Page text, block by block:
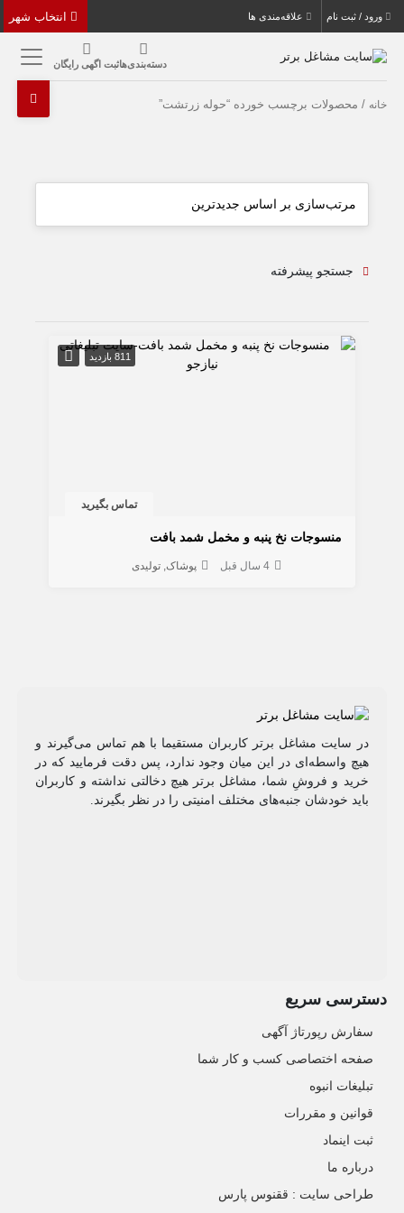
ورود / ثبت نام علاقه‌مندی ها
دسته‌بندی‌هاثبت اگهی رایگان
خانه / محصولات برچسب خورده “حوله زرتشت”
جستجو پیشرفته
811 بازدید
تماس بگیرید
منسوجات نخ پنبه و مخمل شمد بافت
4 سال قبل پوشاک تولیدی
در سایت مشاغل برتر کاربران مستقیما با هم تماس می‌گیرند و
هیچ واسطه‌ای در این میان وجود ندارد، پس دقت فرمایید که در
خرید و فروشِ شما، مشاغل برتر هیچ دخالتی نداشته و کاربران
باید خودشان جنبه‌های مختلف امنیتی را در نظر بگیرند.
دسترسی سریع
سفارش رپورتاژ آگهی
صفحه اختصاصی کسب و کار شما
تبلیغات انبوه
قوانین و مقررات
ثبت اینماد
درباره ما
طراحی سایت : ققنوس پارس